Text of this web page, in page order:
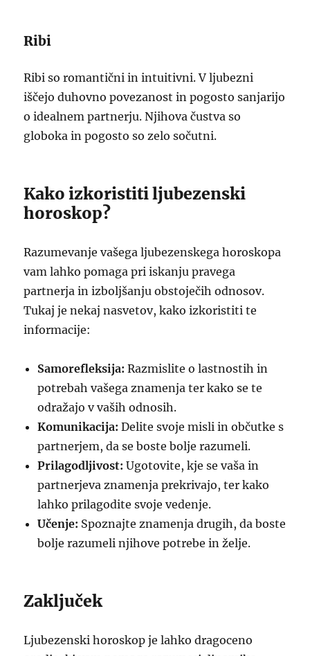
Ribi
Ribi so romantični in intuitivni. V ljubezni
iščejo duhovno povezanost in pogosto sanjarijo
o idealnem partnerju. Njihova čustva so
globoka in pogosto so zelo sočutni.
Kako izkoristiti ljubezenski
horoskop?
Razumevanje vašega ljubezenskega horoskopa
vam lahko pomaga pri iskanju pravega
partnerja in izboljšanju obstoječih odnosov.
Tukaj je nekaj nasvetov, kako izkoristiti te
informacije:
Samorefleksija: Razmislite o lastnostih in
potrebah vašega znamenja ter kako se te
odražajo v vaših odnosih.
Komunikacija: Delite svoje misli in občutke s
partnerjem, da se boste bolje razumeli.
Prilagodljivost: Ugotovite, kje se vaša in
partnerjeva znamenja prekrivajo, ter kako
lahko prilagodite svoje vedenje.
Učenje: Spoznajte znamenja drugih, da boste
bolje razumeli njihove potrebe in želje.
Zaključek
Ljubezenski horoskop je lahko dragoceno